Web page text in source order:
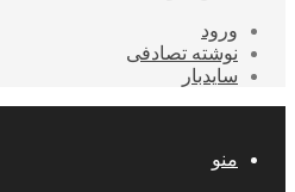
ورود
نوشته تصادفی
سایدبار
منو